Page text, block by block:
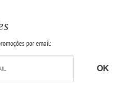
por email: